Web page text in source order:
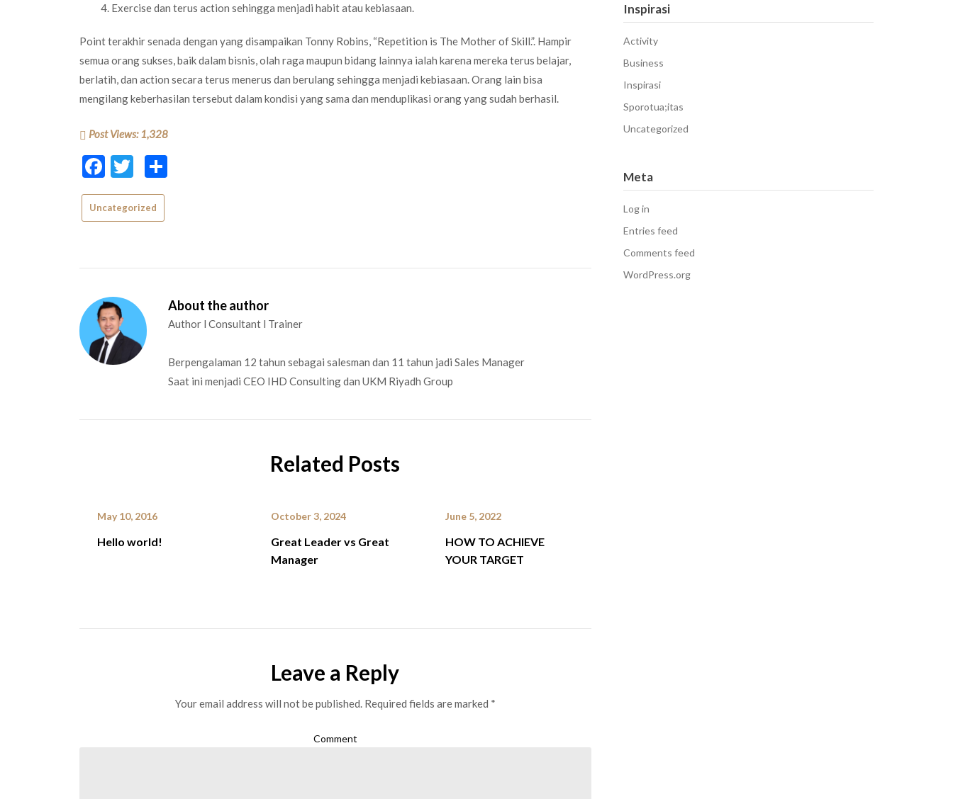
Exercise dan terus action sehingga menjadi habit atau kebiasaan.
Point terakhir senada dengan yang disampaikan Tonny Robins, “Repetition is The Mother of Skill.”. Hampir
semua orang sukses, baik dalam bisnis, olah raga maupun bidang lainnya ialah karena mereka terus belajar,
berlatih, dan action secara terus menerus dan berulang sehingga menjadi kebiasaan. Orang lain bisa
mengilang keberhasilan tersebut dalam kondisi yang sama dan menduplikasi orang yang sudah berhasil.
Post Views: 1,328
Facebook
Twitter
Uncategorized
About the author
Author l Consultant l Trainer
Berpengalaman 12 tahun sebagai salesman dan 11 tahun jadi Sales Manager
Saat ini menjadi CEO IHD Consulting dan UKM Riyadh Group
Related Posts
May 10, 2016
Hello world!
October 3, 2024
Great Leader vs Great
Manager
June 5, 2022
HOW TO ACHIEVE
YOUR TARGET
Leave a Reply
Your email address will not be published.Required fields are marked *
Comment
Inspirasi
Activity
Business
Inspirasi
Sporotua;itas
Uncategorized
Meta
Log in
Entries feed
Comments feed
WordPress.org